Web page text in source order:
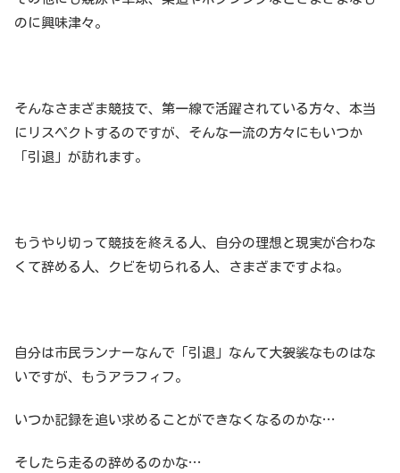
のに興味津々。
そんなさまざま競技で、第一線で活躍されている方々、本当
にリスペクトするのですが、そんな一流の方々にもいつか
「引退」が訪れます。
もうやり切って競技を終える人、自分の理想と現実が合わな
くて辞める人、クビを切られる人、さまざまですよね。
自分は市民ランナーなんで「引退」なんて大袈裟なものはな
いですが、もうアラフィフ。
いつか記録を追い求めることができなくなるのかな…
そしたら走るの辞めるのかな…